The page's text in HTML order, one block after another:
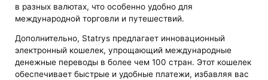
в разных валютах, что особенно удобно для
международной торговли и путешествий.
Дополнительно, Statrys предлагает инновационный
электронный кошелек, упрощающий международные
денежные переводы в более чем 100 стран. Этот кошелек
обеспечивает быстрые и удобные платежи, избавляя вас